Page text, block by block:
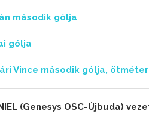
második gólja
gólja
Vince második gólja,
(Genesys OSC-Újbuda)